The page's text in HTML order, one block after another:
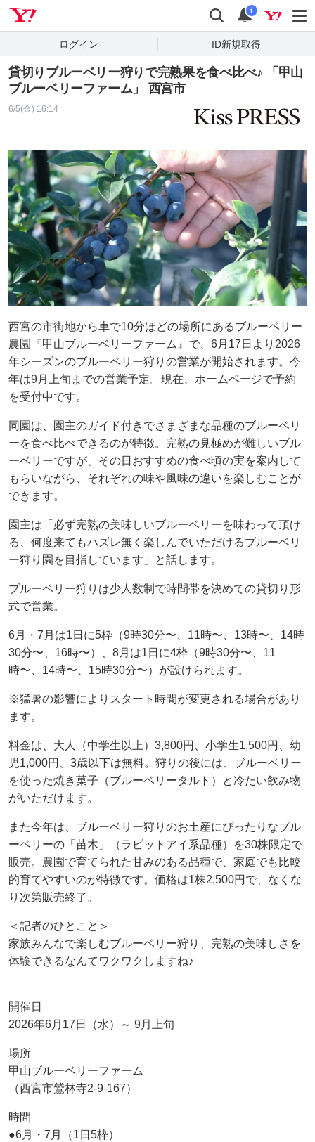
検索 通知
i
ログイン ID新規取得
貸切りブルーベリー狩りで完熟果を食べ比べ♪ 「甲山
ブルーベリーファーム」 西宮市
6/5(金) 16:14
西宮の市街地から車で10分ほどの場所にあるブルーベリー
農園『甲山ブルーベリーファーム』で、6月17日より2026
年シーズンのブルーベリー狩りの営業が開始されます。今
年は9月上旬までの営業予定。現在、ホームページで予約
を受付中です。
同園は、園主のガイド付きでさまざまな品種のブルーベリ
ーを食べ比べできるのが特徴。完熟の見極めが難しいブル
ーベリーですが、その日おすすめの食べ頃の実を案内して
もらいながら、それぞれの味や風味の違いを楽しむことが
できます。
園主は「必ず完熟の美味しいブルーベリーを味わって頂け
る、何度来てもハズレ無く楽しんでいただけるブルーベリ
ー狩り園を目指しています」と話します。
ブルーベリー狩りは少人数制で時間帯を決めての貸切り形
式で営業。
6月・7月は1日に5枠（9時30分〜、11時〜、13時〜、14時
30分〜、16時〜）、8月は1日に4枠（9時30分〜、11
時〜、14時〜、15時30分〜）が設けられます。
※猛暑の影響によりスタート時間が変更される場合があり
ます。
料金は、大人（中学生以上）3,800円、小学生1,500円、幼
児1,000円、3歳以下は無料。狩りの後には、ブルーベリー
を使った焼き菓子（ブルーベリータルト）と冷たい飲み物
がいただけます。
また今年は、ブルーベリー狩りのお土産にぴったりなブル
ーベリーの「苗木」（ラビットアイ系品種）を30株限定で
販売。農園で育てられた甘みのある品種で、家庭でも比較
的育てやすいのが特徴です。価格は1株2,500円で、なくな
り次第販売終了。
＜記者のひとこと＞
家族みんなで楽しむブルーベリー狩り、完熟の美味しさを
体験できるなんてワクワクしますね♪
開催日
2026年6月17日（水）～ 9月上旬
場所
甲山ブルーベリーファーム
（西宮市鷲林寺2-9-167）
時間
●6月・7月（1日5枠）